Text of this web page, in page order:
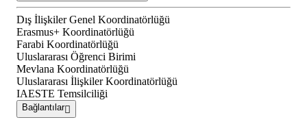
Dış İlişkiler Genel Koordinatörlüğü
Erasmus+ Koordinatörlüğü
Farabi Koordinatörlüğü
Uluslararası Öğrenci Birimi
Mevlana Koordinatörlüğü
Uluslararası İlişkiler Koordinatörlüğü
IAESTE Temsilciliği
Bağlantılar